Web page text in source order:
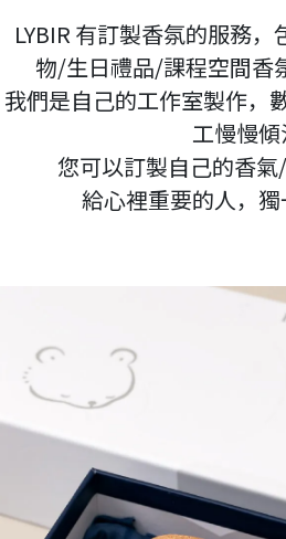
LYBIR 有訂製香氛的服務
物/生日禮品/課程空間香
我們是自己的工作室製作，
工慢慢
您可以訂製自己的香
給心裡重要的人，